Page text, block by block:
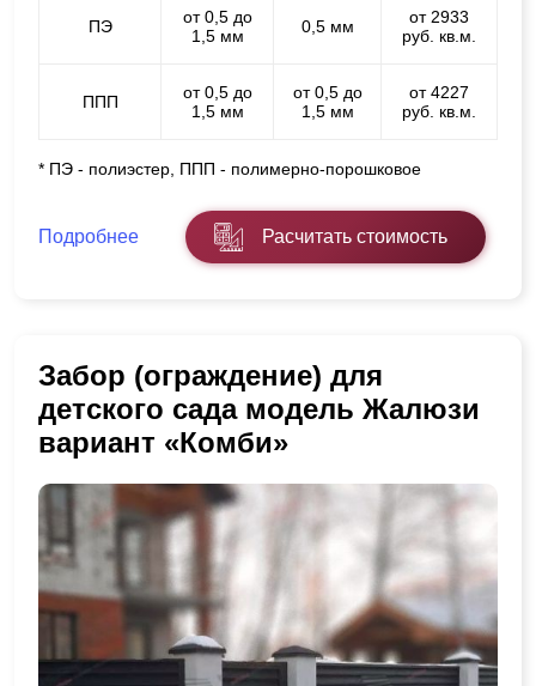
ПЭ
от 0,5 до
1,5 мм
0,5 мм
от 2933
руб. кв.м.
ППП
от 0,5 до
1,5 мм
от 0,5 до
1,5 мм
от 4227
руб. кв.м.
* ПЭ - полиэстер, ППП - полимерно-порошковое
Подробнее Расчитать стоимость
Забор (ограждение) для
детского сада модель Жалюзи
вариант «Комби»